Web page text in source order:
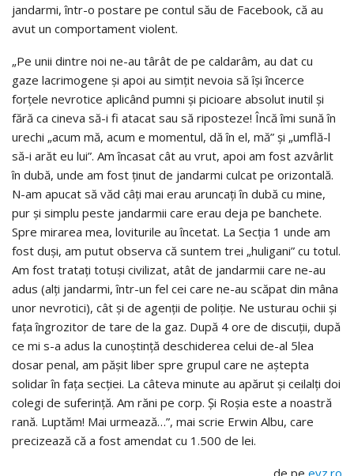
jandarmi, într-o postare pe contul său de Facebook, că au
avut un comportament violent.
„Pe unii dintre noi ne-au târât de pe caldarâm, au dat cu
gaze lacrimogene şi apoi au simţit nevoia să îşi încerce
forţele nevrotice aplicând pumni şi picioare absolut inutil şi
fără ca cineva să-i fi atacat sau să riposteze! Încă îmi sună în
urechi „acum mă, acum e momentul, dă în el, mă” şi „umflă-l
să-i arăt eu lui”. Am încasat cât au vrut, apoi am fost azvârlit
în dubă, unde am fost ţinut de jandarmi culcat pe orizontală.
N-am apucat să văd câţi mai erau aruncaţi în dubă cu mine,
pur şi simplu peste jandarmii care erau deja pe banchete.
Spre mirarea mea, loviturile au încetat. La Secţia 1 unde am
fost duşi, am putut observa că suntem trei „huligani” cu totul.
Am fost trataţi totuşi civilizat, atât de jandarmii care ne-au
adus (alţi jandarmi, într-un fel cei care ne-au scăpat din mâna
unor nevrotici), cât şi de agenţii de poliţie. Ne usturau ochii şi
faţa îngrozitor de tare de la gaz. După 4 ore de discuţii, după
ce mi s-a adus la cunoştinţă deschiderea celui de-al 5lea
dosar penal, am păşit liber spre grupul care ne aştepta
solidar în faţa secţiei. La câteva minute au apărut şi ceilalţi doi
colegi de suferinţă. Am răni pe corp. Şi Roşia este a noastră
rană. Luptăm! Mai urmează…”, mai scrie Erwin Albu, care
precizează că a fost amendat cu 1.500 de lei.
de pe evz.ro